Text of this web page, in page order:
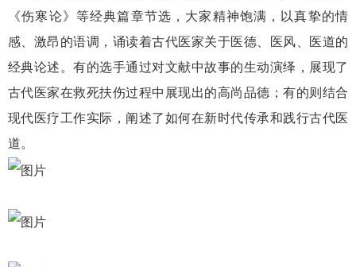
《伤寒论》等经典篇章节选，大家精神饱满，以真挚的情
感、激昂的语调，诵读着古代医家关于医德、医风、医道的
经典论述。有的选手通过对文献中故事的生动演绎，展现了
古代医家在救死扶伤过程中展现出的高尚品德；有的则结合
现代医疗工作实际，阐述了如何在新时代传承和践行古代医
道。